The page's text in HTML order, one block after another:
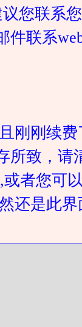
您联系
联系
刚刚续
所致，
者您可
还是此